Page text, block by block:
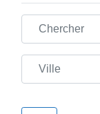
Chercher
Ville